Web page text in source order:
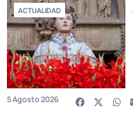
ACTUALIDAD
5 Agosto 2026